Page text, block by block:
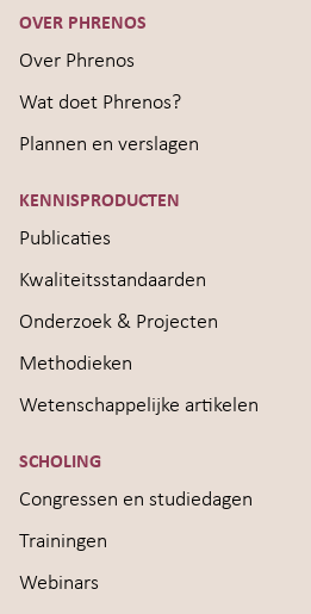
OVER PHRENOS
Over Phrenos
Wat doet Phrenos?
Plannen en verslagen
KENNISPRODUCTEN
Publicaties
Kwaliteitsstandaarden
Onderzoek & Projecten
Methodieken
Wetenschappelijke artikelen
SCHOLING
Congressen en studiedagen
Trainingen
Webinars